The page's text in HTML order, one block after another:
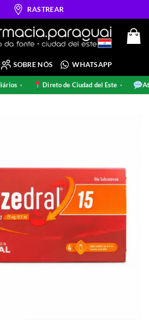
RASTREAR
SOBRE NÓS WHATSAPP
Direto de Ciudad del Este